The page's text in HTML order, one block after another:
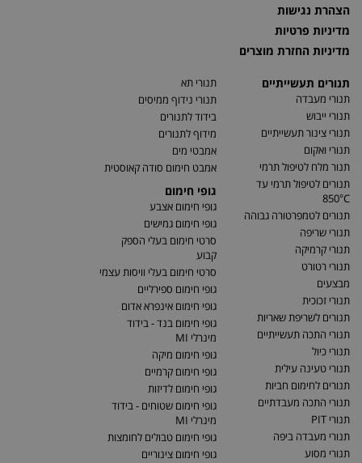
הצהרת נגישות
מדיניות פרטיות
מדיניות החזרת מוצרים
תנורים תעשייתיים
תנורי מעבדה
תנורי ייבוש
תנורי צינור תעשייתיים
תנורי ואקום
תנור מלח לטיפול תרמי
תנורים לטיפול תרמי עד
850°C
תנורים לטמפרטורה גבוהה
תנורי שריפה
תנורי קרמיקה
תנורי רטורט
מבצעים
תנורי זכוכית
תנורים לשריפת שאריות
תנורי התכה תעשייתיים
תנורי כיול
תנורי טעינה עילית
תנורים לחימום חביות
תנורי התכה מעבדתיים
תנורי PIT
תנורי מעבדה ביפה
תנורי מסוע
תנורי תא
תנורי נידוף ממיסים
בידוד לתנורים
מידוף לתנורים
אמבטי מים
אמבט חימום סודה קאוסטית
גופי חימום
גופי חימום אצבע
גופי חימום גמישים
סרטי חימום בעלי הספק
קבוע
סרטי חימום בעלי וויסות עצמי
גופי חימום ספירליים
גופי חימום אינפרא אדום
גופי חימום בנד - בידוד
מינרלי MI
גופי חימום מיקה
גופי חימום קרמיים
גופי חימום לדיזות
גופי חימום שטוחים - בידוד
מינרלי MI
גופי חימום טבולים לחומצות
גופי חימום צינוריים